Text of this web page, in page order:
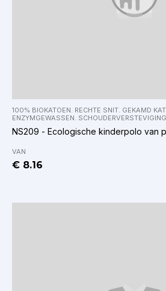
100% BIOKATOEN. RECHTE SNIT. GEKAMD
ENZYMGEWASSEN.
NS209 - Ecologische kinderpolo van
VAN
€ 8.16